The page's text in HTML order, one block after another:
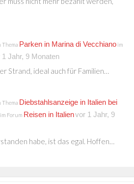
Thema Parken in Marina di Vecchiano im
1 Jahr, 9 Monaten
Strand, ideal auch für Familien…
Thema Diebstahlsanzeige in Italien bei
im Forum Reisen in Italienvor 1 Jahr, 9
habe, ist das egal. Hoffen…